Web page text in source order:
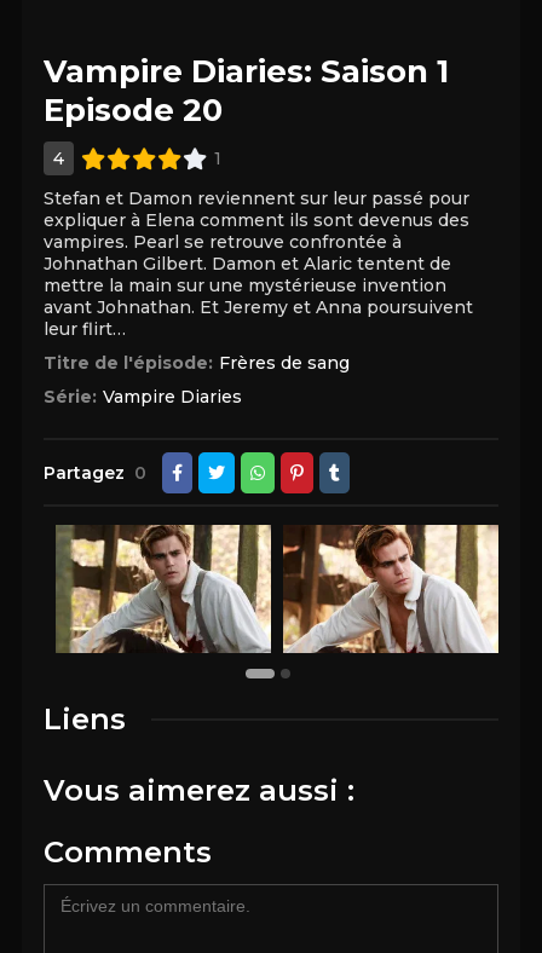
Vampire Diaries: Saison 1
Episode 20
4
1
Stefan et Damon reviennent sur leur passé pour
expliquer à Elena comment ils sont devenus des
vampires. Pearl se retrouve confrontée à
Johnathan Gilbert. Damon et Alaric tentent de
mettre la main sur une mystérieuse invention
avant Johnathan. Et Jeremy et Anna poursuivent
leur flirt…
Titre de l'épisode: Frères de sang
Série: Vampire Diaries
Partagez 0
Liens
Vous aimerez aussi :
Comments